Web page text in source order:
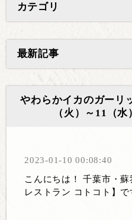
カテゴリ
最新記事
やわらかイカのガーリ
（火）～11（
2023-01-10 00:08:40
こんにちは！ 千葉市・
レストラン コトコト】